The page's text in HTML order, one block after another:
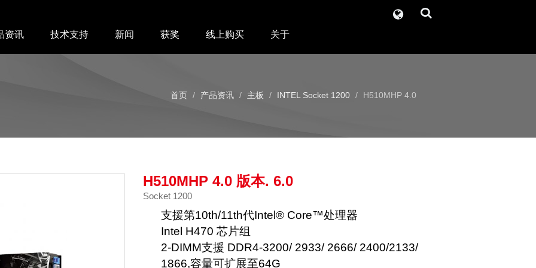
资讯 技术支持 新闻 获奖 线上购买 关于
首页 产品资讯 主板 INTEL Socket 1200 H510MHP 4.0
H510MHP 4.0 版本. 6.0
Socket 1200
支援第10th/11th代Intel® Core™处理器
Intel H470 芯片组
2-DIMM支援 DDR4-3200/ 2933/ 2666/ 2400/2133/
1866,容量可扩展至64G